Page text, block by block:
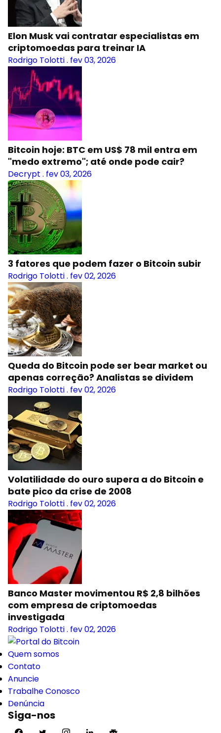
Elon Musk vai contratar especialistas em
criptomoedas para treinar IA
Rodrigo Tolotti. fev 03, 2026
Bitcoin hoje: BTC em US$ 78 mil entra em
"medo extremo"; até onde pode cair?
Decrypt . fev 03, 2026
3 fatores que podem fazer o Bitcoin subir
Rodrigo Tolotti. fev 02, 2026
Queda do Bitcoin pode ser bear market ou
apenas correção? Analistas se dividem
Rodrigo Tolotti. fev 02, 2026
Volatilidade do ouro supera a do Bitcoin e
bate pico da crise de 2008
Rodrigo Tolotti. fev 02, 2026
Banco Master movimentou R$ 2,8 bilhões
com empresa de criptomoedas
investigada
Rodrigo Tolotti. fev 02, 2026
Quem somos
Contato
Anuncie
Trabalhe Conosco
Denúncia
Siga-nos